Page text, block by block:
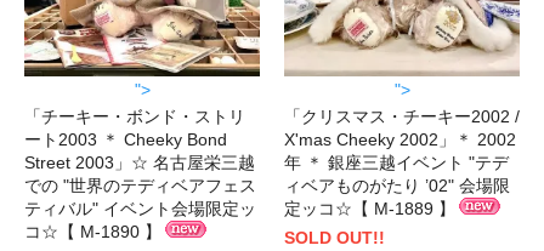
">
「チーキー・ボンド・ストリ
ート2003 ＊ Cheeky Bond
Street 2003」☆ 名古屋栄三越
での "世界のテディベアフェス
ティバル" イベント会場限定ッ
コ☆【 M-1890 】
">
「クリスマス・チーキー2002 /
X'mas Cheeky 2002」＊ 2002
年 ＊ 銀座三越イベント "テデ
ィベアものがたり ’02" 会場限
定ッコ☆【 M-1889 】
SOLD OUT!!